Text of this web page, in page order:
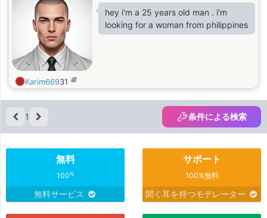
hey i'm a 25 years old man . i'm
looking for a woman from philippines
Karim66931 歳
1 条件による検索
無料
100%
無料サービス
サポート
100%無料
聞く耳を持つモデレーター